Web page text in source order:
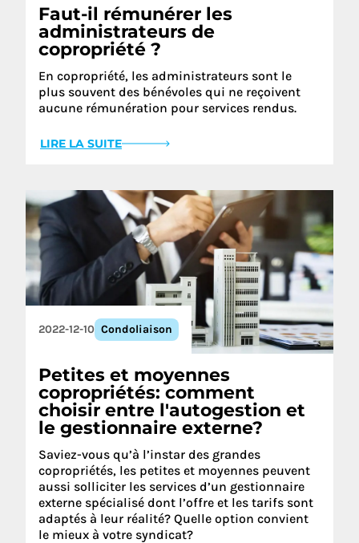
Faut-il rémunérer les
administrateurs de
copropriété ?
En copropriété, les administrateurs sont le
plus souvent des bénévoles qui ne reçoivent
aucune rémunération pour services rendus.
LIRE LA SUITE
2022-12-10 Condoliaison
Petites et moyennes
copropriétés: comment
choisir entre l'autogestion et
le gestionnaire externe?
Saviez-vous qu’à l’instar des grandes
copropriétés, les petites et moyennes peuvent
aussi solliciter les services d’un gestionnaire
externe spécialisé dont l’offre et les tarifs sont
adaptés à leur réalité? Quelle option convient
le mieux à votre syndicat?